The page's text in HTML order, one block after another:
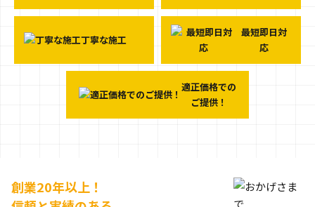
丁寧な施工
最短即日対
応
適正価格での
ご提供！
創業20年以上！